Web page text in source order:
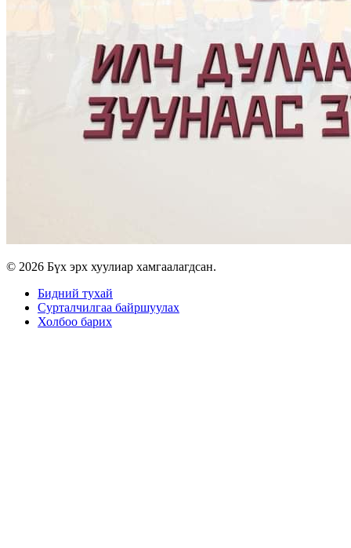
© 2026 Бүх эрх хуулиар хамгаалагдсан.
Бидний тухай
Сурталчилгаа байршуулах
Холбоо барих